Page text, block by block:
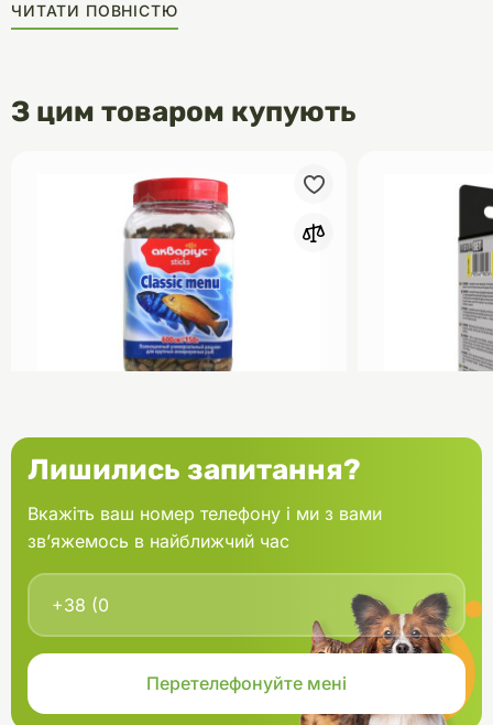
ЧИТАТИ ПОВНІСТЮ
З цим товаром купують
банка 150 г
В кошик
Aquael
Лишились запитання?
Вкажіть ваш номер телефону і ми з вами
зв’яжемось в найближчий час